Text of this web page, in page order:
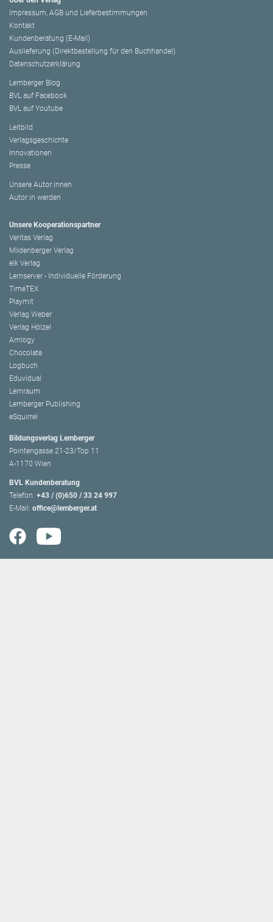
Impressum, AGB und Lieferbestimmungen
Kontakt
Kundenberatung (E-Mail)
Auslieferung (Direktbestellung für den Buchhandel)
Datenschutzerklärung
Lemberger Blog
BVL auf Facebook
BVL auf Youtube
Leitbild
Verlagsgeschichte
Innovationen
Presse
Unsere Autor:innen
Autor:in werden
Unsere Kooperationspartner
Veritas Verlag
Mildenberger Verlag
elk Verlag
Lernserver - Individuelle Förderung
TimeTEX
Playmit
Verlag Weber
Verlag Hölzel
Amlogy
Chocolate
Logbuch
Eduvidual
Lernraum
Lemberger Publishing
eSquirrel
Bildungsverlag Lemberger
Pointengasse 21-23/Top 11
A-1170 Wien
BVL Kundenberatung
Telefon: +43 / (0)650 / 33 24 997
E-Mail: office@lemberger.at